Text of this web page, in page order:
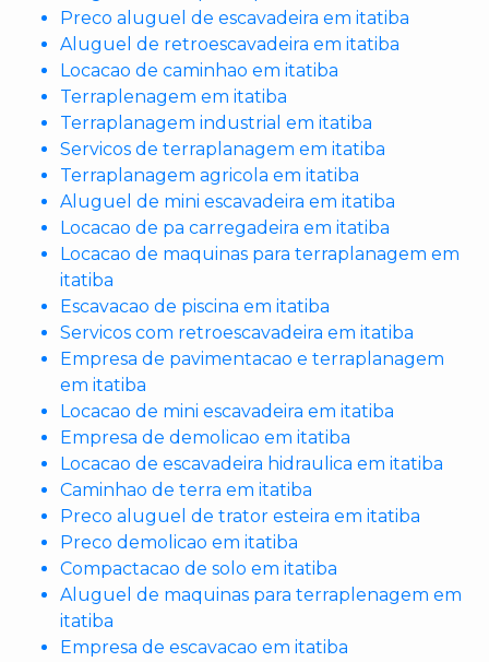
Preco aluguel de escavadeira em itatiba
Aluguel de retroescavadeira em itatiba
Locacao de caminhao em itatiba
Terraplenagem em itatiba
Terraplanagem industrial em itatiba
Servicos de terraplanagem em itatiba
Terraplanagem agricola em itatiba
Aluguel de mini escavadeira em itatiba
Locacao de pa carregadeira em itatiba
Locacao de maquinas para terraplanagem em
itatiba
Escavacao de piscina em itatiba
Servicos com retroescavadeira em itatiba
Empresa de pavimentacao e terraplanagem
em itatiba
Locacao de mini escavadeira em itatiba
Empresa de demolicao em itatiba
Locacao de escavadeira hidraulica em itatiba
Caminhao de terra em itatiba
Preco aluguel de trator esteira em itatiba
Preco demolicao em itatiba
Compactacao de solo em itatiba
Aluguel de maquinas para terraplenagem em
itatiba
Empresa de escavacao em itatiba